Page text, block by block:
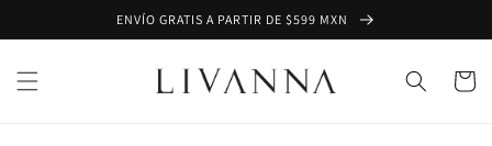
directamente
al contenido
ENVÍO GRATIS A PARTIR DE $599 MXN
Carrito